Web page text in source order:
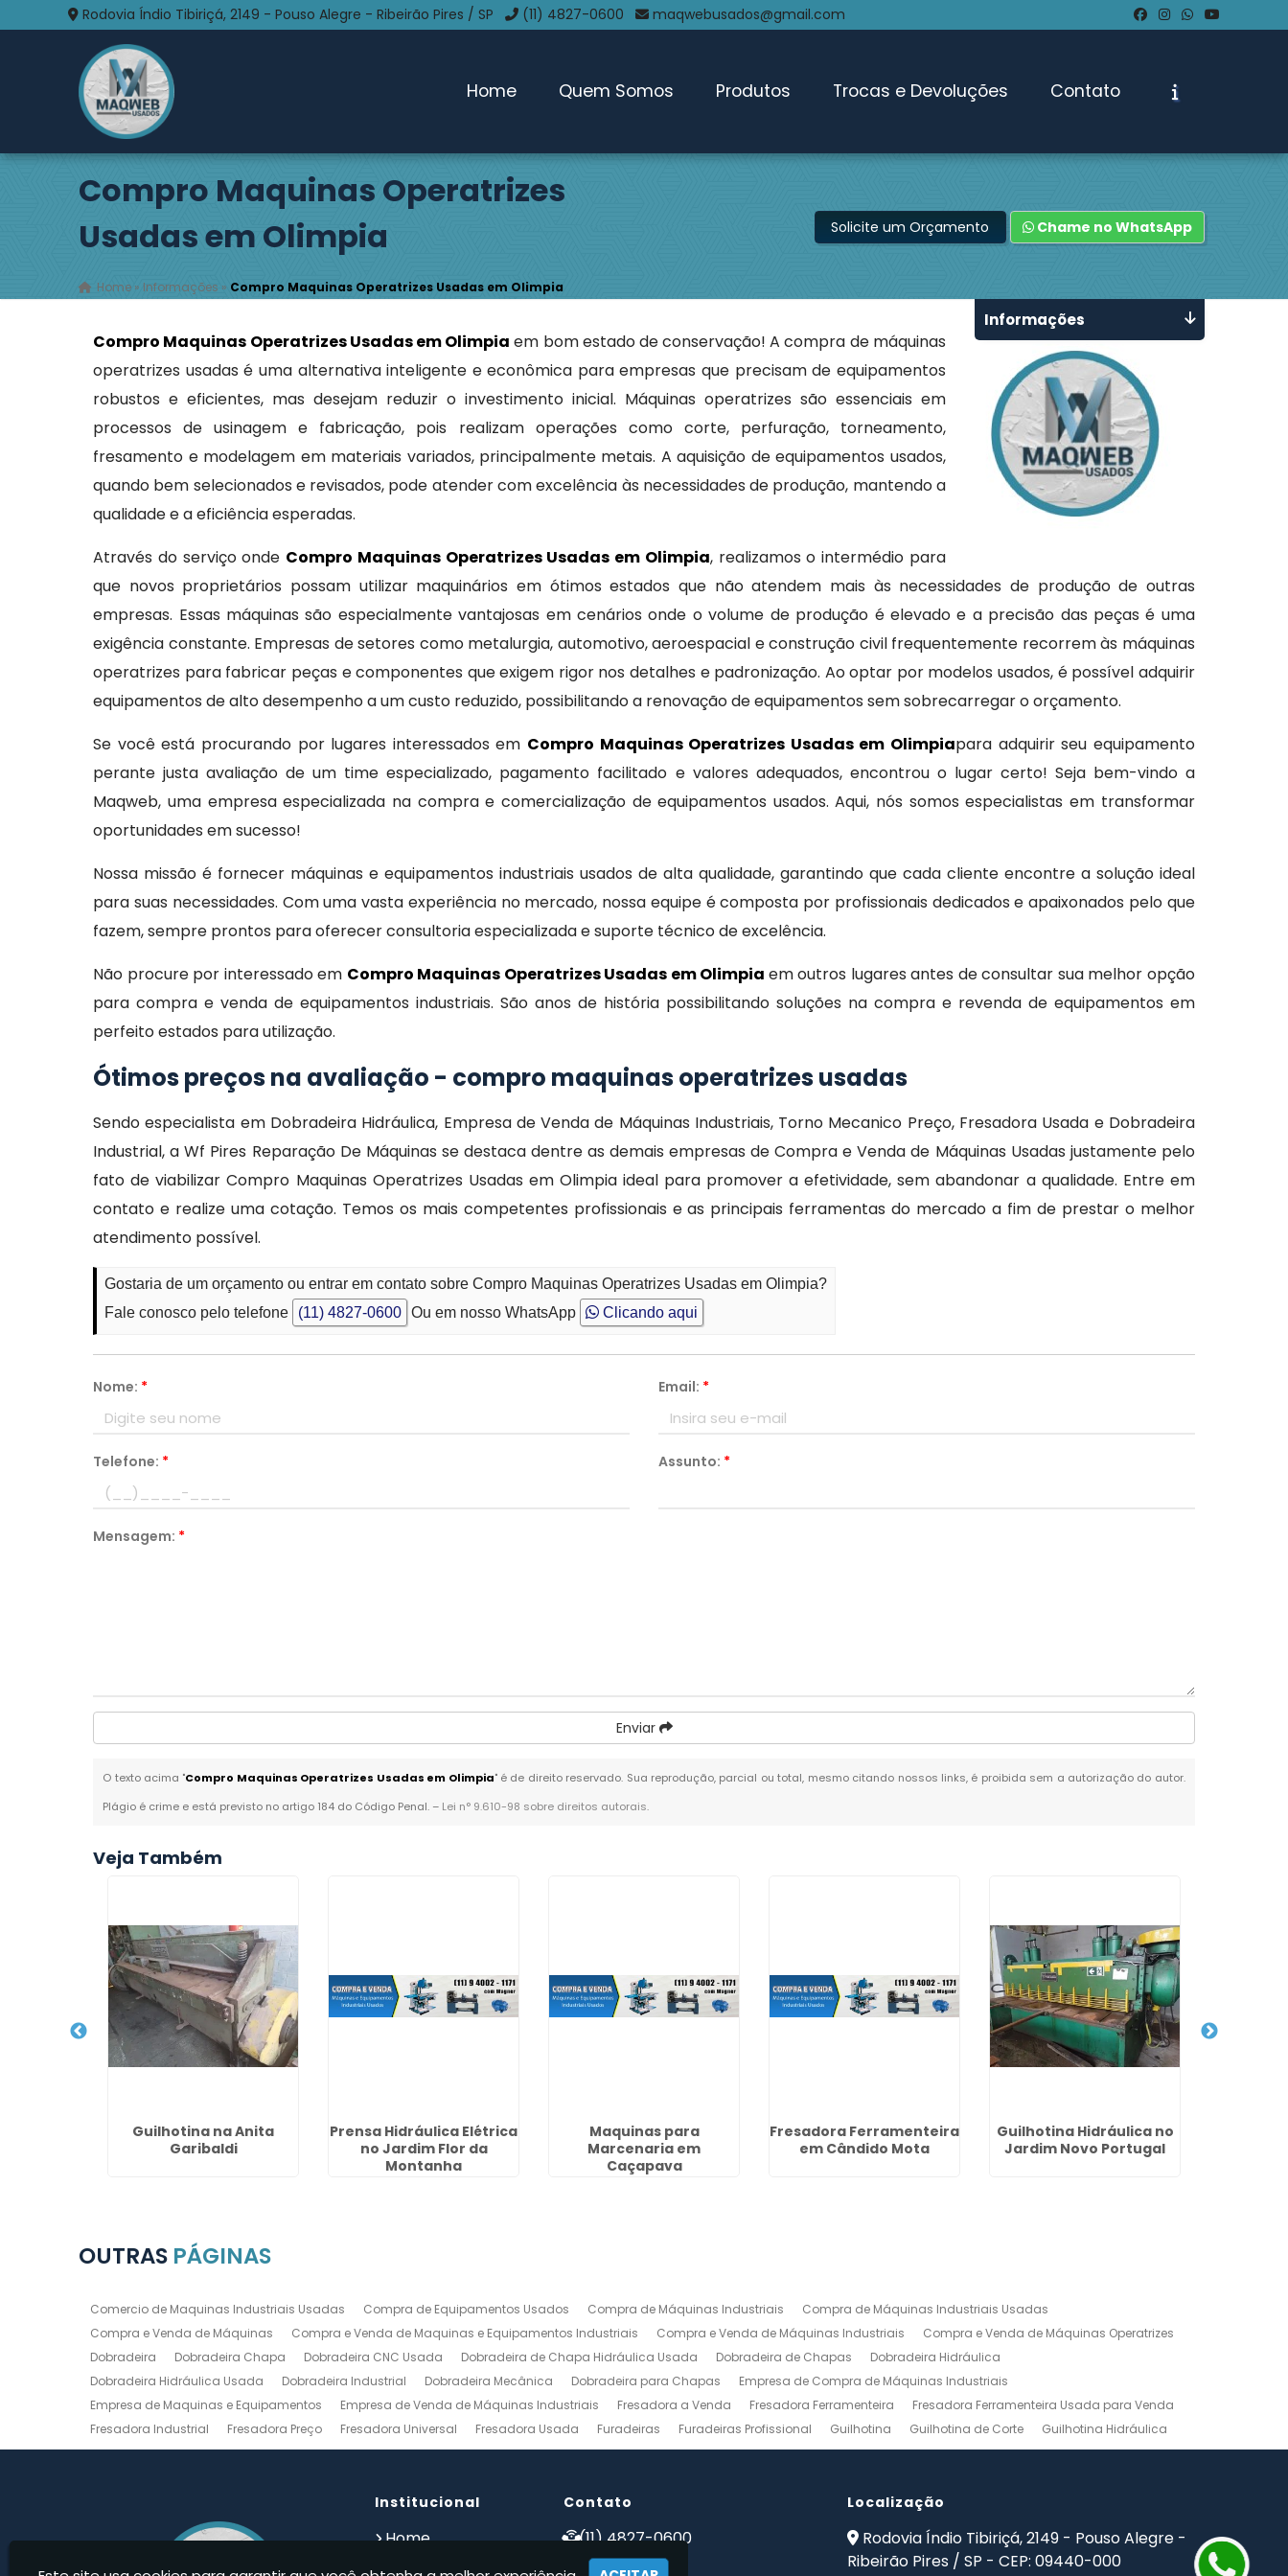
Rodovia Índio Tibiriçá, 2149 - Pouso Alegre - Ribeirão Pires / SP (11) 4827-0600 maqwebusados@gmail.com
Home Quem Somos Produtos Trocas e Devoluções Contato
Compro Maquinas Operatrizes
Usadas em Olimpia
Home » Informações » Compro Maquinas Operatrizes Usadas em Olimpia
Solicite um Orçamento Chame no WhatsApp
Compro Maquinas Operatrizes Usadas em Olimpia em bom estado de conservação! A compra de máquinas
operatrizes usadas é uma alternativa inteligente e econômica para empresas que precisam de equipamentos
robustos e eficientes, mas desejam reduzir o investimento inicial. Máquinas operatrizes são essenciais em
processos de usinagem e fabricação, pois realizam operações como corte, perfuração, torneamento,
fresamento e modelagem em materiais variados, principalmente metais. A aquisição de equipamentos usados,
quando bem selecionados e revisados, pode atender com excelência às necessidades de produção, mantendo a
qualidade e a eficiência esperadas.
Através do serviço onde Compro Maquinas Operatrizes Usadas em Olimpia, realizamos o intermédio para
que novos proprietários possam utilizar maquinários em ótimos estados que não atendem mais às necessidades de produção de outras
empresas. Essas máquinas são especialmente vantajosas em cenários onde o volume de produção é elevado e a precisão das peças é uma
exigência constante. Empresas de setores como metalurgia, automotivo, aeroespacial e construção civil frequentemente recorrem às máquinas
operatrizes para fabricar peças e componentes que exigem rigor nos detalhes e padronização. Ao optar por modelos usados, é possível adquirir
equipamentos de alto desempenho a um custo reduzido, possibilitando a renovação de equipamentos sem sobrecarregar o orçamento.
Se você está procurando por lugares interessados em Compro Maquinas Operatrizes Usadas em Olimpiapara adquirir seu equipamento
perante justa avaliação de um time especializado, pagamento facilitado e valores adequados, encontrou o lugar certo! Seja bem-vindo a
Maqweb, uma empresa especializada na compra e comercialização de equipamentos usados. Aqui, nós somos especialistas em transformar
oportunidades em sucesso!
Nossa missão é fornecer máquinas e equipamentos industriais usados de alta qualidade, garantindo que cada cliente encontre a solução ideal
para suas necessidades. Com uma vasta experiência no mercado, nossa equipe é composta por profissionais dedicados e apaixonados pelo que
fazem, sempre prontos para oferecer consultoria especializada e suporte técnico de excelência.
Não procure por interessado em Compro Maquinas Operatrizes Usadas em Olimpia em outros lugares antes de consultar sua melhor opção
para compra e venda de equipamentos industriais. São anos de história possibilitando soluções na compra e revenda de equipamentos em
perfeito estados para utilização.
Ótimos preços na avaliação - compro maquinas operatrizes usadas
Sendo especialista em Dobradeira Hidráulica, Empresa de Venda de Máquinas Industriais, Torno Mecanico Preço, Fresadora Usada e Dobradeira
Industrial, a Wf Pires Reparação De Máquinas se destaca dentre as demais empresas de Compra e Venda de Máquinas Usadas justamente pelo
fato de viabilizar Compro Maquinas Operatrizes Usadas em Olimpia ideal para promover a efetividade, sem abandonar a qualidade. Entre em
contato e realize uma cotação. Temos os mais competentes profissionais e as principais ferramentas do mercado a fim de prestar o melhor
atendimento possível.
Gostaria de um orçamento ou entrar em contato sobre Compro Maquinas Operatrizes Usadas em Olimpia?
Fale conosco pelo telefone
(11) 4827-0600 Ou em nosso WhatsApp Clicando aqui
Nome: * Email: *
Telefone: * Assunto: *
Mensagem: *
Enviar
O texto acima "Compro Maquinas Operatrizes Usadas em Olimpia" é de direito reservado. Sua reprodução, parcial ou total, mesmo citando nossos links, é proibida sem a autorização do autor.
Plágio é crime e está previsto no artigo 184 do Código Penal. – Lei n° 9.610-98 sobre direitos autorais.
Informações
Veja Também
Guilhotina na Anita
Garibaldi
Prensa Hidráulica Elétrica
no Jardim Flor da
Montanha
Maquinas para
Marcenaria em
Caçapava
Fresadora Ferramenteira
em Cândido Mota
Guilhotina Hidráulica no
Jardim Novo Portugal
OUTRAS PÁGINAS
Comercio de Maquinas Industriais Usadas Compra de Equipamentos Usados Compra de Máquinas Industriais
Compra de Máquinas Industriais Usadas
Compra e Venda de Máquinas
Compra e Venda de Maquinas e Equipamentos Industriais Compra e Venda de Máquinas Industriais
Compra e Venda de Máquinas Operatrizes
Dobradeira
Dobradeira Chapa Dobradeira CNC Usada Dobradeira de Chapa Hidráulica Usada Dobradeira de Chapas
Dobradeira Hidráulica
Dobradeira Hidráulica Usada
Dobradeira Industrial Dobradeira Mecânica Dobradeira para Chapas
Empresa de Compra de Máquinas Industriais
Empresa de Maquinas e Equipamentos
Empresa de Venda de Máquinas Industriais Fresadora a Venda Fresadora Ferramenteira
Fresadora Ferramenteira Usada para Venda
Fresadora Industrial
Fresadora Preço Fresadora Universal Fresadora Usada Furadeiras Furadeiras Profissional Guilhotina Guilhotina de Corte
Guilhotina Hidráulica
Guilhotina Industrial
Guilhotina Industrial para Chapas de Aço Maquinas para Marcenaria Maquinas para Marcenaria a Venda
Maquinas para Marceneiro
Torno Mecânico Usado Barato Venda de Máquinas Industriais Venda de Máquinas Industriais Usadas
Ferramentas Industriais Compra e Venda
Compro Torno Mecanico
Institucional
Home
Contato
(11) 4827-0600
(11) 94002-1171
Localização
Rodovia Índio Tibiriçá, 2149 - Pouso Alegre -
Ribeirão Pires / SP - CEP: 09440-000